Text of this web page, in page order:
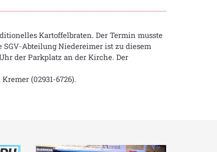
Kartoffelbraten. Der Termin musste
Abteilung Niedereimer ist zu diesem
der Parkplatz an der Kirche. Der
(02931-6726).